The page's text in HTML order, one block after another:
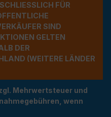
FÜR G
A
SIND A
GELTEN A
DER BU
(WEITERE LÄNDER NU
Mehrwertsteuer und
wenn